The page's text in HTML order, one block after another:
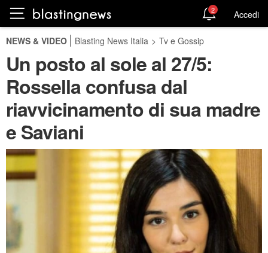
2 Accedi
NEWS & VIDEO Blasting News Italia > Tv e Gossip
Un posto al sole al 27/5:
Rossella confusa dal
riavvicinamento di sua madre
e Saviani